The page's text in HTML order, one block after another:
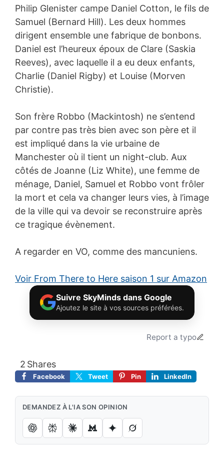
Philip Glenister campe Daniel Cotton, le fils de
Samuel (Bernard Hill). Les deux hommes
dirigent ensemble une fabrique de bonbons.
Daniel est l’heureux époux de Clare (Saskia
Reeves), avec laquelle il a eu deux enfants,
Charlie (Daniel Rigby) et Louise (Morven
Christie).
Son frère Robbo (Mackintosh) ne s’entend
par contre pas très bien avec son père et il
est impliqué dans la vie urbaine de
Manchester où il tient un night-club. Aux
côtés de Joanne (Liz White), une femme de
ménage, Daniel, Samuel et Robbo vont frôler
la mort et cela va changer leurs vies, à l’image
de la ville qui va devoir se reconstruire après
ce tragique évènement.
A regarder en VO, comme des mancuniens.
Voir From There to Here saison 1 sur Amazon
Suivre SkyMinds dans Google
Ajoutez le site à vos sources préférées.
Report a typo
Shares
2
Facebook Tweet Pin LinkedIn
DEMANDEZ À L'IA SON OPINION